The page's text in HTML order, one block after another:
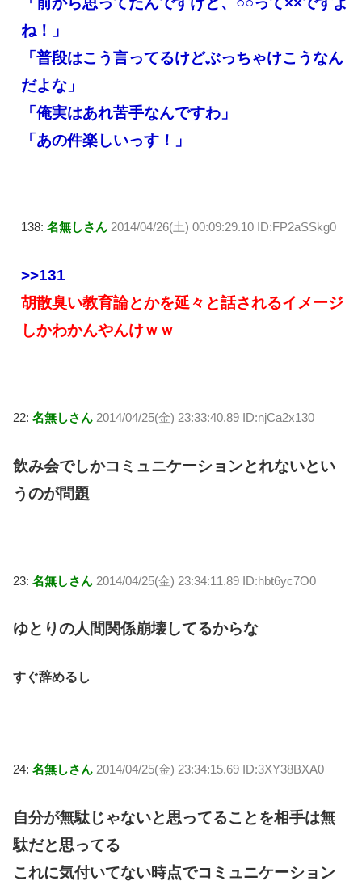
ね！」
「普段はこう言ってるけどぶっちゃけこうなん
だよな」
「俺実はあれ苦手なんですわ」
「あの件楽しいっす！」
138: 名無しさん 2014/04/26(土) 00:09:29.10 ID:FP2aSSkg0
>>131
胡散臭い教育論とかを延々と話されるイメージ
しかわかんやんけｗｗ
22: 名無しさん 2014/04/25(金) 23:33:40.89 ID:njCa2x130
飲み会でしかコミュニケーションとれないとい
うのが問題
23: 名無しさん 2014/04/25(金) 23:34:11.89 ID:hbt6yc7O0
ゆとりの人間関係崩壊してるからな
すぐ辞めるし
24: 名無しさん 2014/04/25(金) 23:34:15.69 ID:3XY38BXA0
自分が無駄じゃないと思ってることを相手は無
駄だと思ってる
これに気付いてない時点でコミュニケーション